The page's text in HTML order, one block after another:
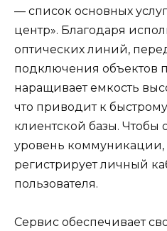
— список основных
центр». Благодаря
оптических линий,
подключения объектов
наращивает емкость
что приводит к
клиентской базы. Чтобы
уровень коммуникации,
регистрирует личный
пользователя.
Сервис обеспечивает